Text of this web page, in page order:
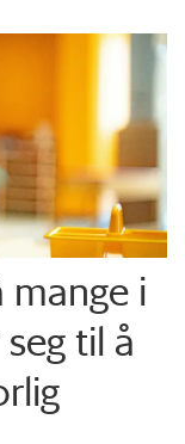
i
til å